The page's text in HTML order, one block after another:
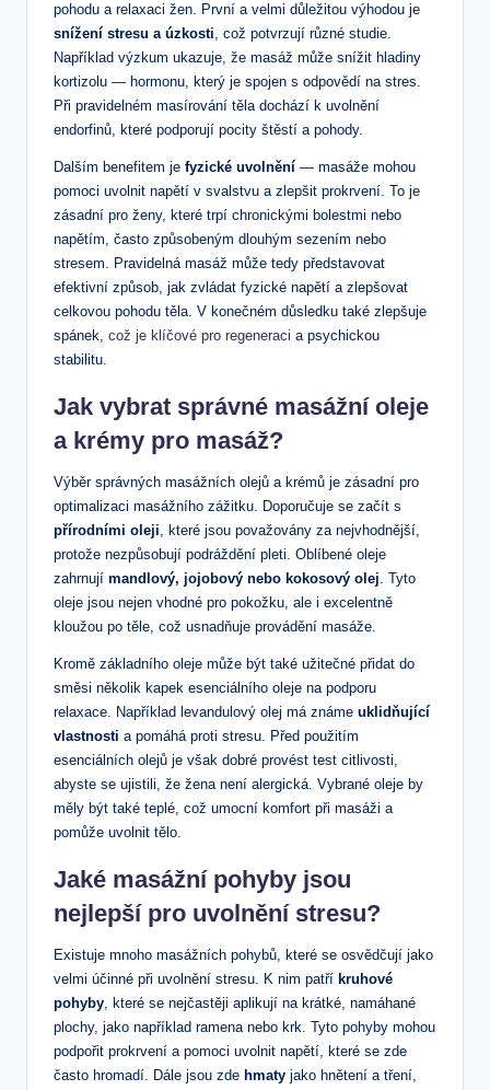
pohodu a ⁢relaxaci žen. První a velmi⁢ důležitou výhodou je
snížení stresu a úzkosti, ​což potvrzují různé studie.
Například výzkum ukazuje, že masáž může ⁤snížit hladiny
kortizolu — hormonu, který je spojen s odpovědí na‌ stres.
Při pravidelném masírování ⁤těla dochází k uvolnění
endorfinů, které podporují pocity štěstí a pohody.
Dalším benefitem je fyzické ‌uvolnění — ​masáže mohou
pomoci uvolnit napětí ​v svalstvu a zlepšit prokrvení. ‍To ⁢je
zásadní pro ženy, které trpí chronickými​ bolestmi nebo
napětím, často způsobeným dlouhým sezením nebo
stresem. Pravidelná masáž může tedy představovat
efektivní způsob, jak zvládat fyzické napětí a zlepšovat
celkovou ⁤pohodu těla. V konečném důsledku také⁢ zlepšuje
spánek, což je klíčové pro regeneraci a ‍psychickou⁢
stabilitu.
Jak vybrat správné masážní oleje
a‌ krémy pro masáž?
Výběr ‌správných⁤ masážních olejů a krémů‍ je zásadní pro
optimalizaci masážního zážitku. ⁢Doporučuje se začít s
přírodními oleji, které jsou ‍považovány za nejvhodnější,
protože nezpůsobují‍ podráždění‌ pleti. Oblíbené oleje
‌zahrnují mandlový, jojobový ‌nebo⁣ kokosový olej. Tyto
oleje jsou nejen ⁣vhodné pro pokožku, ale ​i excelentně​
kloužou po těle,⁣ což usnadňuje provádění masáže.
Kromě základního oleje může být také užitečné přidat do
směsi několik kapek esenciálního oleje na podporu⁣
relaxace. Například levandulový ⁢olej má známe uklidňující
‌vlastnosti a pomáhá proti stresu. Před použitím
esenciálních olejů‍ je však dobré provést ⁢test citlivosti,⁤
abyste se ujistili, že žena není⁢ alergická. Vybrané oleje by
měly být také teplé, což umocní komfort⁢ při masáži a
⁤pomůže uvolnit ⁢tělo.
Jaké masážní pohyby jsou
nejlepší ‌pro uvolnění stresu?
Existuje mnoho masážních pohybů, které se osvědčují jako
velmi⁢ účinné při uvolnění‌ stresu. K nim patří kruhové
pohyby, které se nejčastěji aplikují na krátké, namáhané
plochy, jako ‍například ​ramena nebo krk. Tyto pohyby mohou
podpořit prokrvení a pomoci​ uvolnit napětí, které se zde
často hromadí. ⁢Dále jsou zde hmaty jako hnětení a tření,